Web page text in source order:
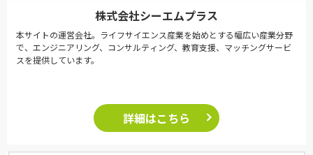
株式会社シーエムプラス
本サイトの運営会社。ライフサイエンス産業を始めとする幅広い産業分野
で、エンジニアリング、コンサルティング、教育支援、マッチングサービ
スを提供しています。
詳細はこちら